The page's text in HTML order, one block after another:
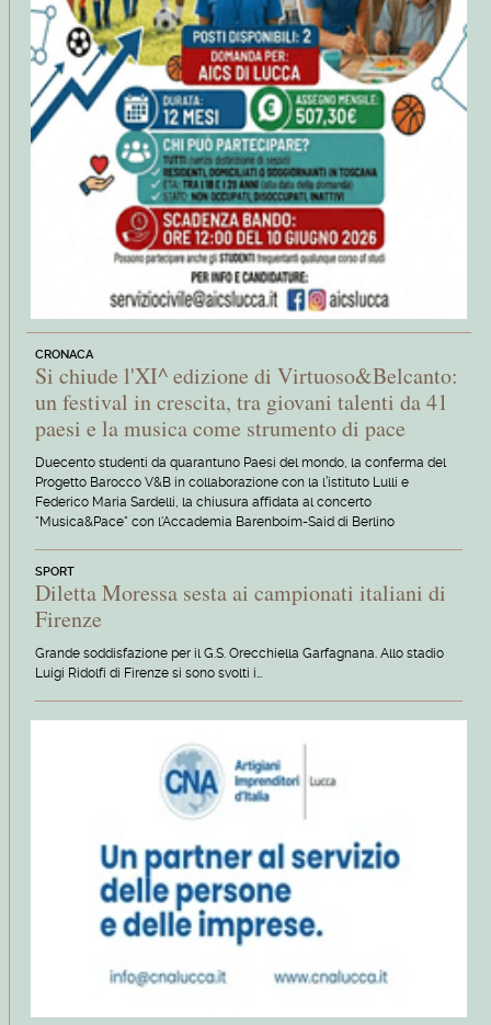
CRONACA
Si chiude l'XI^ edizione di Virtuoso&Belcanto:
un festival in crescita, tra giovani talenti da 41
paesi e la musica come strumento di pace
Duecento studenti da quarantuno Paesi del mondo, la conferma del
Progetto Barocco V&B in collaborazione con la l’istituto Lulli e
Federico Maria Sardelli, la chiusura affidata al concerto
"Musica&Pace" con l'Accademia Barenboim-Said di Berlino
SPORT
Diletta Moressa sesta ai campionati italiani di
Firenze
Grande soddisfazione per il G.S. Orecchiella Garfagnana. Allo stadio
Luigi Ridolfi di Firenze si sono svolti i…